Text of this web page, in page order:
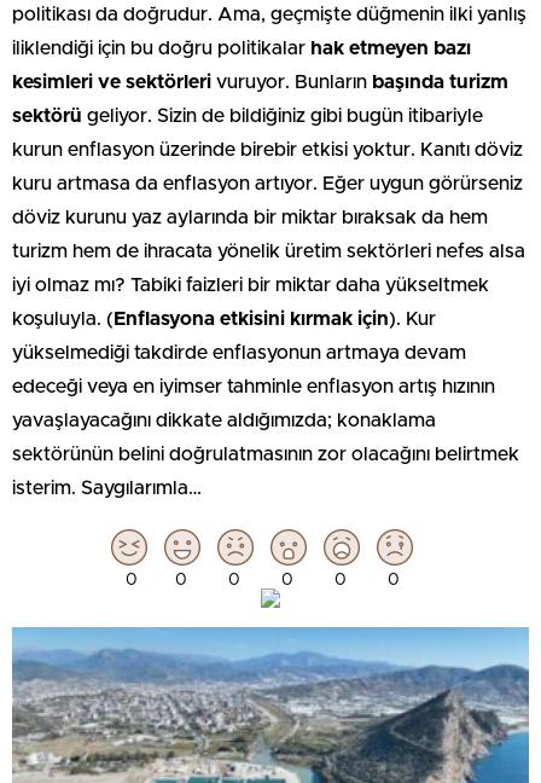
politikası da doğrudur. Ama, geçmişte düğmenin ilki yanlış
iliklendiği için bu doğru politikalar hak etmeyen bazı
kesimleri ve sektörleri vuruyor. Bunların başında turizm
sektörü geliyor. Sizin de bildiğiniz gibi bugün itibariyle
kurun enflasyon üzerinde birebir etkisi yoktur. Kanıtı döviz
kuru artmasa da enflasyon artıyor. Eğer uygun görürseniz
döviz kurunu yaz aylarında bir miktar bıraksak da hem
turizm hem de ihracata yönelik üretim sektörleri nefes alsa
iyi olmaz mı? Tabiki faizleri bir miktar daha yükseltmek
koşuluyla. ( Enflasyona etkisini kırmak için). Kur
yükselmediği takdirde enflasyonun artmaya devam
edeceği veya en iyimser tahminle enflasyon artış hızının
yavaşlayacağını dikkate aldığımızda; konaklama
sektörünün belini doğrulatmasının zor olacağını belirtmek
isterim. Saygılarımla…
0 0 0 0 0 0